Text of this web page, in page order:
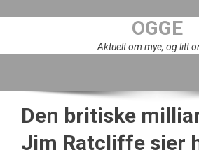
OGGE
Aktuelt om mye, og litt
Den britiske
Jim Ratcliffe sier